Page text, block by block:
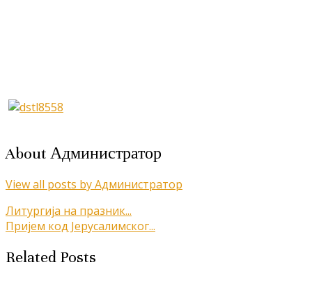
About Администратор
View all posts by Администратор
Кретање
чланка
Литургија на празник...
Пријем код Јерусалимског...
Related Posts